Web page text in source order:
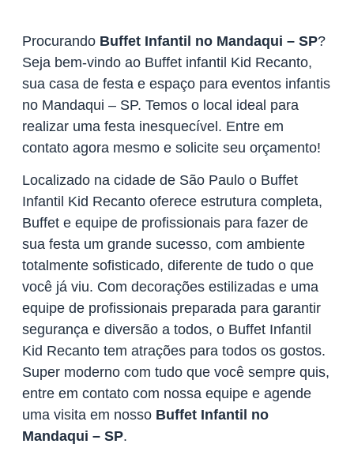
Procurando Buffet Infantil no Mandaqui – SP?
Seja bem-vindo ao Buffet infantil Kid Recanto,
sua casa de festa e espaço para eventos infantis
no Mandaqui – SP. Temos o local ideal para
realizar uma festa inesquecível. Entre em
contato agora mesmo e solicite seu orçamento!
Localizado na cidade de São Paulo o Buffet
Infantil Kid Recanto oferece estrutura completa,
Buffet e equipe de profissionais para fazer de
sua festa um grande sucesso, com ambiente
totalmente sofisticado, diferente de tudo o que
você já viu. Com decorações estilizadas e uma
equipe de profissionais preparada para garantir
segurança e diversão a todos, o Buffet Infantil
Kid Recanto tem atrações para todos os gostos.
Super moderno com tudo que você sempre quis,
entre em contato com nossa equipe e agende
uma visita em nosso Buffet Infantil no
Mandaqui – SP.